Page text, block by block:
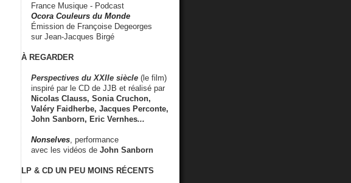
France Musique - Podcast
Ocora Couleurs du Monde
Émission de Françoise Degeorges
sur Jean-Jacques Birgé
À REGARDER
Perspectives du XXIIe siècle (le film)
inspiré par le CD de JJB et réalisé par
Nicolas Clauss, Sonia Cruchon,
Valéry Faidherbe, Jacques Perconte,
John Sanborn, Eric Vernhes...
Nonselves , performance
avec les vidéos de John Sanborn
LP & CD UN PEU MOINS RÉCENTS